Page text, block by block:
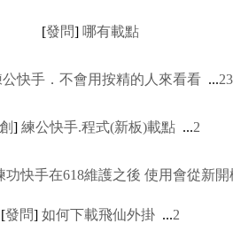
[發問] 哪有載點
公快手．不會用按精的人來看看 ...23
] 練公快手.程式(新板)載點 ...2
功快手在618維護之後 使用會從新開
[發問] 如何下載飛仙外掛 ...2